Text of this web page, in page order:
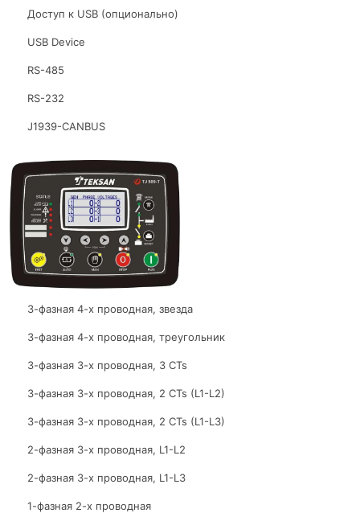
Доступ к USB (опционально)
USB Device
RS-485
RS-232
J1939-CANBUS
3-фазная 4-х проводная, звезда
3-фазная 4-х проводная, треугольник
3-фазная 3-х проводная, 3 CTs
3-фазная 3-х проводная, 2 CTs (L1-L2)
3-фазная 3-х проводная, 2 CTs (L1-L3)
2-фазная 3-х проводная, L1-L2
2-фазная 3-х проводная, L1-L3
1-фазная 2-х проводная